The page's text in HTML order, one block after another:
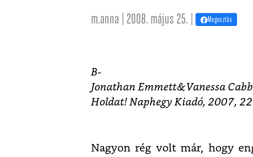
m.anna | 2008. május 25. | Megosztás
B-
Jonathan Emmett&Vanessa
Holdat! Naphegy Kiadó, 2007,
Nagyon rég volt már, hogy